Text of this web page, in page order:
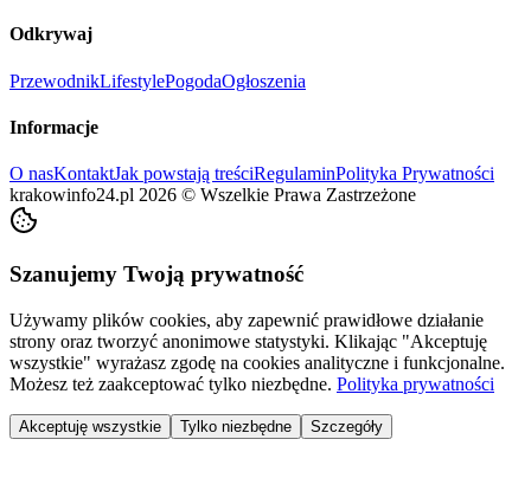
Odkrywaj
PrzewodnikLifestylePogodaOgłoszenia
Informacje
O nasKontaktJak powstają treściRegulaminPolityka Prywatności
krakowinfo24.pl 2026 © Wszelkie Prawa Zastrzeżone
Szanujemy Twoją prywatność
Używamy plików cookies, aby zapewnić prawidłowe działanie
strony oraz tworzyć anonimowe statystyki. Klikając "Akceptuję
wszystkie" wyrażasz zgodę na cookies analityczne i funkcjonalne.
Możesz też zaakceptować tylko niezbędne. Polityka prywatności
Akceptuję wszystkie Tylko niezbędne Szczegóły